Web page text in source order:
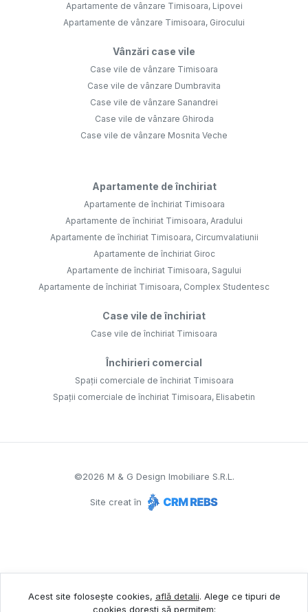
Apartamente de vânzare Timisoara, Lipovei
Apartamente de vânzare Timisoara, Girocului
Vânzări case vile
Case vile de vânzare Timisoara
Case vile de vânzare Dumbravita
Case vile de vânzare Sanandrei
Case vile de vânzare Ghiroda
Case vile de vânzare Mosnita Veche
Apartamente de închiriat
Apartamente de închiriat Timisoara
Apartamente de închiriat Timisoara, Aradului
Apartamente de închiriat Timisoara, Circumvalatiunii
Apartamente de închiriat Giroc
Apartamente de închiriat Timisoara, Sagului
Apartamente de închiriat Timisoara, Complex Studentesc
Case vile de închiriat
Case vile de închiriat Timisoara
Închirieri comercial
Spații comerciale de închiriat Timisoara
Spații comerciale de închiriat Timisoara, Elisabetin
©2026 M & G Design Imobiliare S.R.L.
Site creat în
Acest site folosește cookies, află detalii. Alege ce tipuri de
cookies dorești să permitem: